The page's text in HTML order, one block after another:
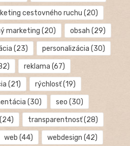
cestovného ruchu (20)
marketing (20) obsah (29)
(23) personalizácia (30)
reklama (67)
(21) rýchlosť(19)
(30) seo (30)
transparentnosť(28)
web (44) webdesign (42)